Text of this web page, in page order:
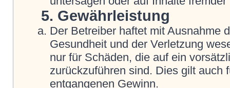
5. Gewährleistung
Der Betreiber haftet mit Ausnahme
Gesundheit und der Verletzung
nur für Schäden, die auf ein
zurückzuführen sind. Dies gilt auch
entgangenen Gewinn.